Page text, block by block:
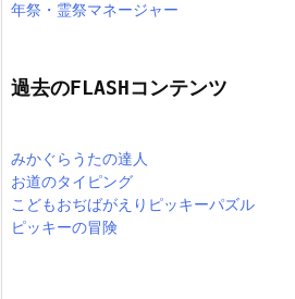
年祭・霊祭マネージャー
過去のFLASHコンテンツ
みかぐらうたの達人
お道のタイピング
こどもおぢばがえりピッキーパズル
ピッキーの冒険